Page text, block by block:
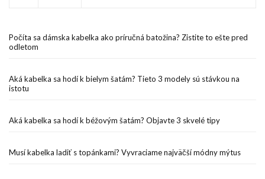
Počíta sa dámska kabelka ako príručná batožina? Zistite to ešte pred
odletom
Aká kabelka sa hodí k bielym šatám? Tieto 3 modely sú stávkou na
istotu
Aká kabelka sa hodí k béžovým šatám? Objavte 3 skvelé tipy
Musí kabelka ladiť s topánkami? Vyvraciame najväčší módny mýtus